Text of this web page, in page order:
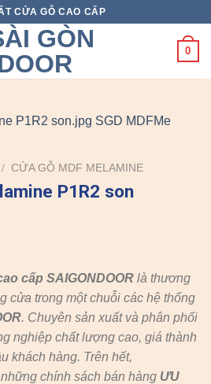
CỬA GỖ CAO CẤP
0
/ CỬA GỖ MDF MELAMINE
P1R2 son
cấp SAIGONDOOR là thương
cửa trong một chuỗi các hệ thống
. Chuyên sản xuất và phân phối
nghiệp chất lượng cao, giá thành
khách hàng. Trên hết,
chính sách bán hàng ƯU